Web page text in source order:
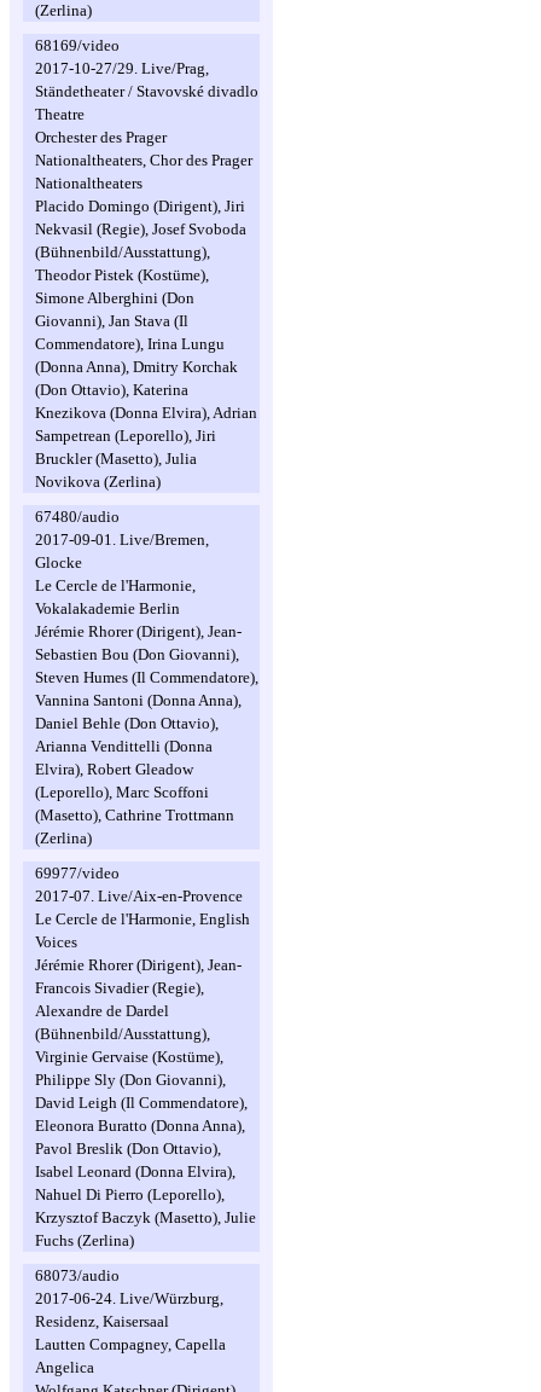
(Zerlina)
68169/video
2017-10-27/29. Live/Prag,
Ständetheater / Stavovské divadlo
Theatre
Orchester des Prager
Nationaltheaters, Chor des Prager
Nationaltheaters
Placido Domingo (Dirigent), Jiri
Nekvasil (Regie), Josef Svoboda
(Bühnenbild/Ausstattung),
Theodor Pistek (Kostüme),
Simone Alberghini (Don
Giovanni), Jan Stava (Il
Commendatore), Irina Lungu
(Donna Anna), Dmitry Korchak
(Don Ottavio), Katerina
Knezikova (Donna Elvira), Adrian
Sampetrean (Leporello), Jiri
Bruckler (Masetto), Julia
Novikova (Zerlina)
67480/audio
2017-09-01. Live/Bremen,
Glocke
Le Cercle de l'Harmonie,
Vokalakademie Berlin
Jérémie Rhorer (Dirigent), Jean-
Sebastien Bou (Don Giovanni),
Steven Humes (Il Commendatore),
Vannina Santoni (Donna Anna),
Daniel Behle (Don Ottavio),
Arianna Vendittelli (Donna
Elvira), Robert Gleadow
(Leporello), Marc Scoffoni
(Masetto), Cathrine Trottmann
(Zerlina)
69977/video
2017-07. Live/Aix-en-Provence
Le Cercle de l'Harmonie, English
Voices
Jérémie Rhorer (Dirigent), Jean-
Francois Sivadier (Regie),
Alexandre de Dardel
(Bühnenbild/Ausstattung),
Virginie Gervaise (Kostüme),
Philippe Sly (Don Giovanni),
David Leigh (Il Commendatore),
Eleonora Buratto (Donna Anna),
Pavol Breslik (Don Ottavio),
Isabel Leonard (Donna Elvira),
Nahuel Di Pierro (Leporello),
Krzysztof Baczyk (Masetto), Julie
Fuchs (Zerlina)
68073/audio
2017-06-24. Live/Würzburg,
Residenz, Kaisersaal
Lautten Compagney, Capella
Angelica